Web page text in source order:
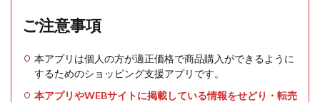
ご注意事項
本アプリは個人の方が適正価格で商品購入ができるように
するためのショッピング支援アプリです。
本アプリやWEBサイトに掲載している情報をせどり・転売